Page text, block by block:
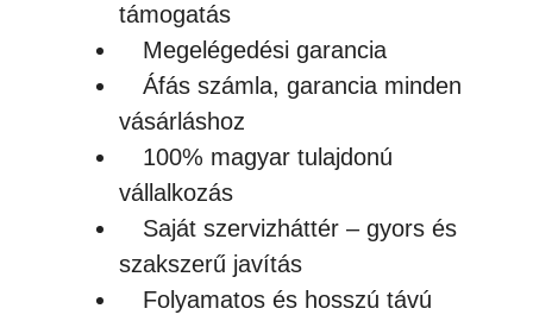
támogatás
Megelégedési garancia
Áfás számla, garancia minden
vásárláshoz
100% magyar tulajdonú
vállalkozás
Saját szervizháttér – gyors és
szakszerű javítás
Folyamatos és hosszú távú